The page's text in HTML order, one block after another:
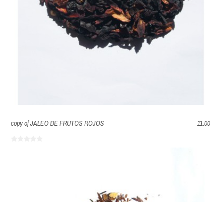
copy of JALEO DE FRUTOS ROJOS 11.00